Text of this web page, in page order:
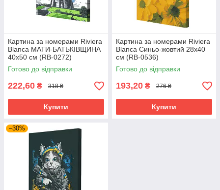
Картина за номерами Riviera
Blanca МАТИ-БАТЬКІВЩИНА
40x50 см (RB-0272)
Готово до відправки
222,60 ₴ 318 ₴
Купити
Картина за номерами Riviera
Blanca Синьо-жовтий 28x40
см (RB-0536)
Готово до відправки
193,20 ₴ 276 ₴
Купити
–30%